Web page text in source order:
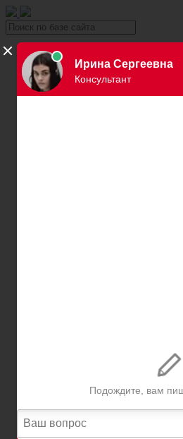
Уголовка
Уголовный юрист
Вина в уголовном праве
Номера на машину
ДТП без страховки
ОСАГО